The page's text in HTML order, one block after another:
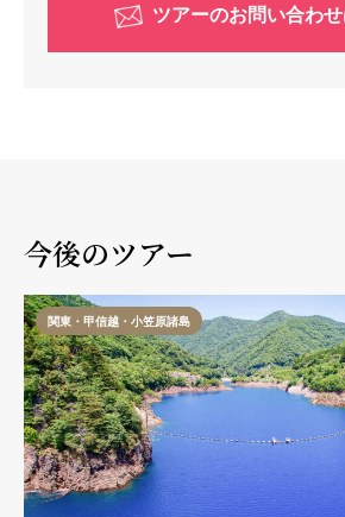
ツアーのお問い合わ
今後のツアー
関東・甲信越・小笠原諸島